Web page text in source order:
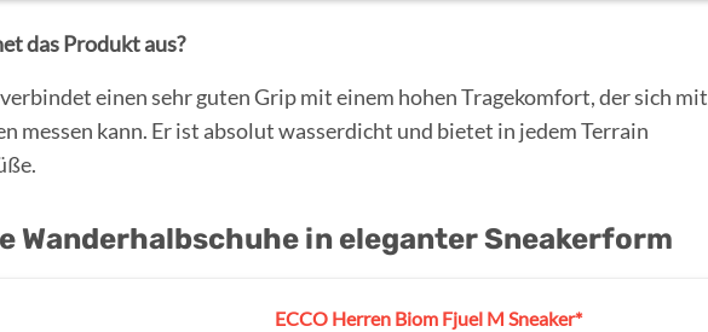
das Produkt aus?
einen sehr guten Grip mit einem hohen Tragekomfort, der sich mit
messen kann. Er ist absolut wasserdicht und bietet in jedem Terrain
Wanderhalbschuhe in eleganter Sneakerform
ECCO Herren Biom Fjuel M Sneaker*